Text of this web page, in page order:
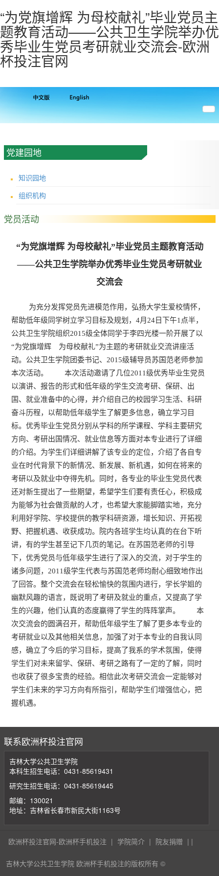
“为党旗增辉 为母校献礼”毕业党员主
题教育活动——公共卫生学院举办优
秀毕业生党员考研就业交流会-欧洲
杯投注官网
党建园地
知识园地
组织机构
党员活动
“为党旗增辉 为母校献礼”毕业党员主题教育活动
——公共卫生学院举办优秀毕业生党员考研就业
交流会
为充分发挥党员先进模范作用，弘扬大学生爱校情怀，
帮助低年级同学树立学习目标及规划，4月24日下午1点半，
公共卫生学院组织2015级全体同学于李四光楼一阶开展了以
“为党旗增辉 为母校献礼”为主题的考研就业交流讲座活
动。公共卫生学院团委书记、2015级辅导员苏国范老师参加
本次活动。 本次活动邀请了几位2011级优秀毕业生党员
以演讲、报告的形式和低年级的学生交流考研、保研、出
国、就业准备中的心得，并介绍自己的校园学习生活、科研
奋斗历程，以帮助低年级学生了解更多信息，确立学习目
标。优秀毕业生党员分别从学科的所学课程、学科主要研究
方向、考研出国情况、就业信息等方面对本专业进行了详细
的介绍。为学生们详细讲解了该专业的定位，介绍了各自专
业在时代背景下的新情况、新发展、新机遇，如何在将来的
考研以及就业中夺得先机。同时，各专业的毕业生党员代表
还对新生提出了一些期望，希望学生们要有责任心，积极成
为能够为社会做贡献的人才，也希望大家能脚踏实地，充分
利用好学院、学校提供的教学科研资源，增长知识、开拓视
野、把握机遇、收获成功。院内各班学生均认真的在台下听
讲，有的学生甚至记下几页的笔记。在苏国范老师的引导
下，优秀党员与低年级学生进行了深入的交流，对于学生的
诸多问题，2011级学生代表与苏国范老师均耐心细致地作出
了回答。整个交流会在轻松愉快的氛围内进行，学长学姐的
幽默风趣的语言，既说明了考研及就业的重点，又提高了学
生的兴趣，他们认真的态度赢得了学生的阵阵掌声。 本
次交流会的圆满召开，帮助低年级学生了解了更多本专业的
考研就业以及其他相关信息，加强了对于本专业的自我认同
感，确立了今后的学习目标，提高了我系的学术氛围，使得
学生们对未来留学、保研、考研之路有了一定的了解，同时
也收获了很多宝贵的经验。相信此次考研交流会一定能够对
学生们未来的学习方向有所指引，帮助学生们增强信心，把
握机遇。
联系欧洲杯投注官网
吉林大学公共卫生学院
本科生招生电话：0431-85619431
研究生招生电话：0431-85619445
邮编：130021
地址：吉林省长春市新民大街1163号
欧洲杯投注官网-欧洲杯手机投注 | 学院简介 | 院友捐赠 | |
吉林大学公共卫生学院 欧洲杯手机投注的版权所有 ©